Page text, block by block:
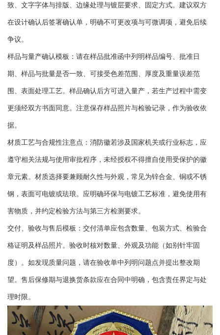
致、文字字体与排版、边缘处理与镀层要求、固定方式。建议双方
在设计确认后签署确认单，明确不可更改项与可微调项，避免后续
争议。
样品与量产确认模板：请在样品批准函中列明样品编号、批准日
期、样品与批量是否一致、可接受色差范围、厚度及重量误差范
围、表面处理工艺。样品确认后方可进入量产，若生产过程中需变
更须经双方书面同意。注意保存样品照片与检验记录，作为验收依
据。
材质工艺与合规性注意点：消防徽若涉及国家机关或行业标志，应
遵守相关法规与使用审批程序，未经授权不得擅自使用受保护的徽
章元素。材质选择要兼顾耐久性与外观，常见为锌合金、铜或不锈
钢，表面可电镀或珐琅。应明确环保与电镀工艺标准，避免使用有
害物质，并约定检验方法与第三方检测要求。
交付、验收与售后模板：交付清单应包含数量、包装方式、检验合
格证明及样品照片。验收时核对数量、外观及功能（如别针牢固
度）。如发现质量问题，请在验收单中列明问题点并提出整改期
望。售后保修期与退换货条款应在合同中明确，包含责任界定与处
理时限。